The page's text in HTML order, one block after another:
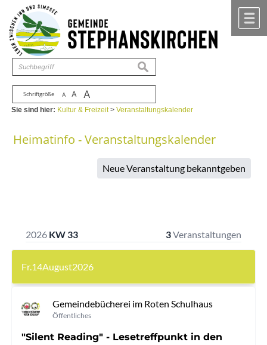
Zum Inhalt ,zur Navigation
Schriftgröße A A A
suchen
Sie sind hier: Kultur & Freizeit>Veranstaltungskalender
Heimatinfo - Veranstaltungskalender